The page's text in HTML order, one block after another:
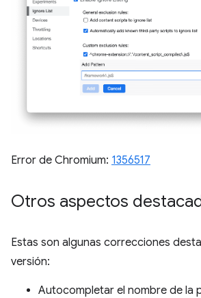
Error de Chromium: 1356517
Otros aspectos
Estas son algunas correcciones
versión:
Autocompletar el nombre de la